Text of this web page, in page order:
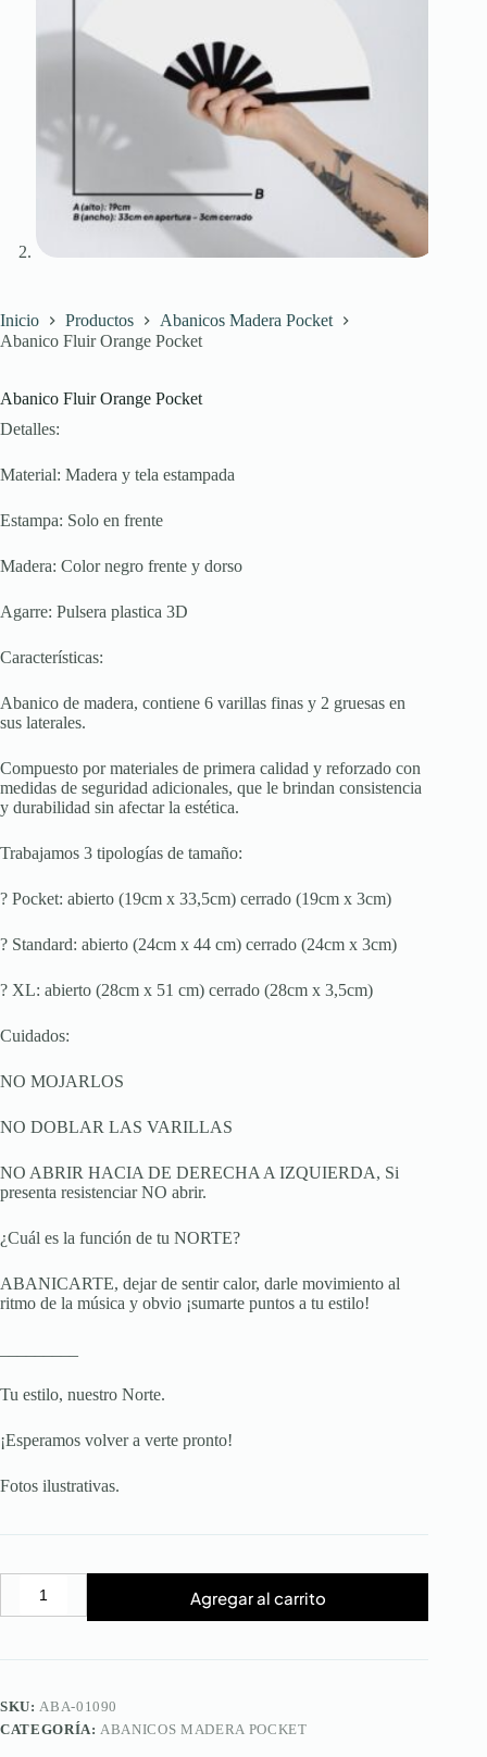
Inicio Productos
Abanicos Madera Pocket
Abanico Fluir Orange Pocket
Abanico Fluir Orange Pocket
Detalles:
Material: Madera y tela estampada
Estampa: Solo en frente
Madera: Color negro frente y dorso
Agarre: Pulsera plastica 3D
Características:
Abanico de madera, contiene 6 varillas finas y 2 gruesas en
sus laterales.
Compuesto por materiales de primera calidad y reforzado con
medidas de seguridad adicionales, que le brindan consistencia
y durabilidad sin afectar la estética.
Trabajamos 3 tipologías de tamaño:
? Pocket: abierto (19cm x 33,5cm) cerrado (19cm x 3cm)
? Standard: abierto (24cm x 44 cm) cerrado (24cm x 3cm)
? XL: abierto (28cm x 51 cm) cerrado (28cm x 3,5cm)
Cuidados:
NO MOJARLOS
NO DOBLAR LAS VARILLAS
NO ABRIR HACIA DE DERECHA A IZQUIERDA, Si
presenta resistenciar NO abrir.
¿Cuál es la función de tu NORTE?
ABANICARTE, dejar de sentir calor, darle movimiento al
ritmo de la música y obvio ¡sumarte puntos a tu estilo!
Tu estilo, nuestro Norte.
¡Esperamos volver a verte pronto!
Fotos ilustrativas.
Abanico
Fluir
Pocket
Agregar al carrito
SKU:ABA-01090
CATEGORÍA:ABANICOS MADERA POCKET